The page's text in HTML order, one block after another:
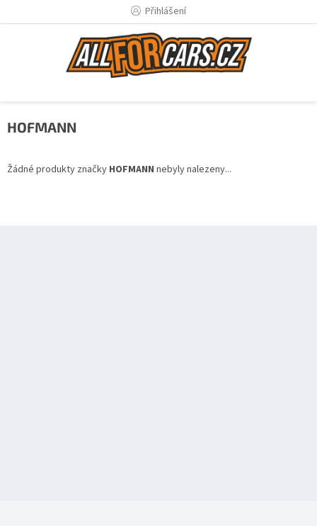
Přihlášení
HOFMANN
Žádné produkty značky HOFMANN nebyly nalezeny...